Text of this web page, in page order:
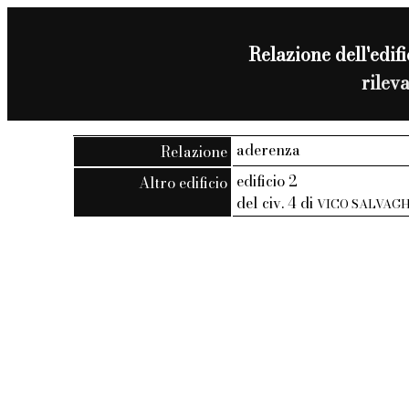
Relazione
Relazione aderenza
Altro edificio edificio 2
del civ. 4 diVICO